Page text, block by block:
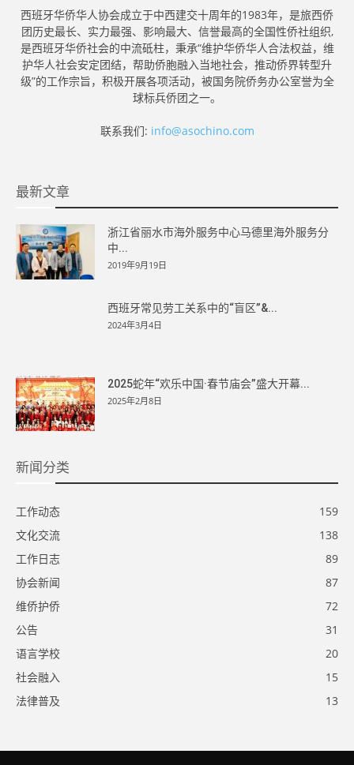
西班牙华侨华人协会成立于中西建交十周年的1983年，是旅西侨
团历史最长、实力最强、影响最大、信誉最高的全国性侨社组织,
是西班牙华侨社会的中流砥柱，秉承“维护华侨华人合法权益，维
护华人社会安定团结，帮助侨胞融入当地社会，推动侨界转型升
级”的工作宗旨，积极开展各项活动，被国务院侨务办公室誉为全
球标兵侨团之一。
联系我们: info@asochino.com
最新文章
浙江省丽水市海外服务中心马德里海外服务分
中...
2019年9月19日
西班牙常见劳工关系中的“盲区”&...
2024年3月4日
2025蛇年“欢乐中国·春节庙会”盛大开幕...
2025年2月8日
新闻分类
工作动态
159
文化交流
138
工作日志
89
协会新闻
87
维侨护侨
72
公告
31
语言学校
20
社会融入
15
法律普及
13